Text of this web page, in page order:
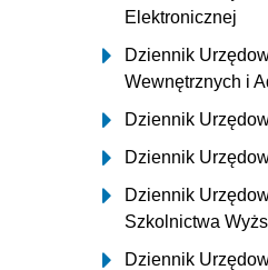
Elektronicznej
Dziennik
Wewnętrznych i
Dziennik
Dziennik
Dziennik
Szkolnictwa
Dziennik